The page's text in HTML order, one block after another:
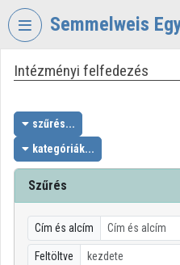
Fejléc kihagyása
Semmelweis
VIDEOTORIUM
SEMMELWEIS
EGYETEM
Intézményi kezdőlap
Bejelentkezés
Intézményi felfedezés
Intézményi felfedezés
szűrés...
kategóriák...
Szűrés
Cím és alcím
Feltöltve